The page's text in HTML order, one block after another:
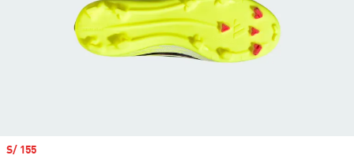
Precio de venta
S/ 155